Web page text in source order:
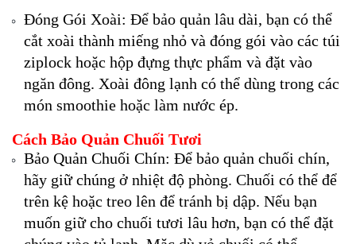
Đóng Gói Xoài: Để bảo quản lâu dài, bạn có thể
cắt xoài thành miếng nhỏ và đóng gói vào các túi
ziplock hoặc hộp đựng thực phẩm và đặt vào
ngăn đông. Xoài đông lạnh có thể dùng trong các
món smoothie hoặc làm nước ép.
Cách Bảo Quản Chuối Tươi
Bảo Quản Chuối Chín: Để bảo quản chuối chín,
hãy giữ chúng ở nhiệt độ phòng. Chuối có thể để
trên kệ hoặc treo lên để tránh bị dập. Nếu bạn
muốn giữ cho chuối tươi lâu hơn, bạn có thể đặt